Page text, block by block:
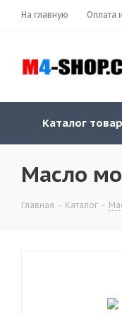
На главную Оплата
Каталог
Масло
Главная - Каталог -